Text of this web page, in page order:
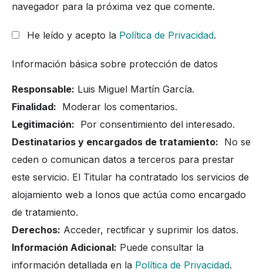
navegador para la próxima vez que comente.
He leído y acepto la Política de Privacidad.
Información básica sobre protección de datos
Responsable: Luis Miguel Martín García.
Finalidad: Moderar los comentarios.
Legitimación: Por consentimiento del interesado.
Destinatarios y encargados de tratamiento: No se
ceden o comunican datos a terceros para prestar
este servicio. El Titular ha contratado los servicios de
alojamiento web a Ionos que actúa como encargado
de tratamiento.
Derechos: Acceder, rectificar y suprimir los datos.
Información Adicional: Puede consultar la
información detallada en la Política de Privacidad.